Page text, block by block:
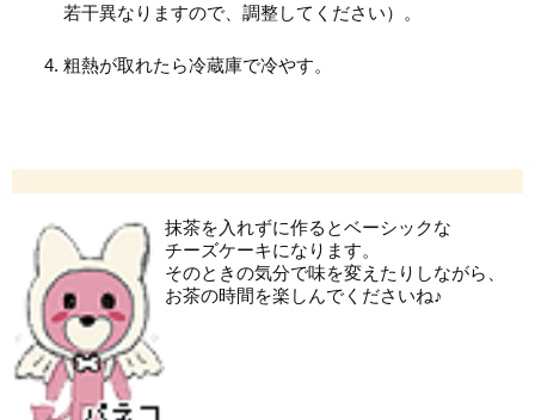
若干異なりますので、調整してください）。
粗熱が取れたら冷蔵庫で冷やす。
抹茶を入れずに作るとベーシックな
チーズケーキになります。
そのときの気分で味を変えたりしながら、
お茶の時間を楽しんでくださいね♪